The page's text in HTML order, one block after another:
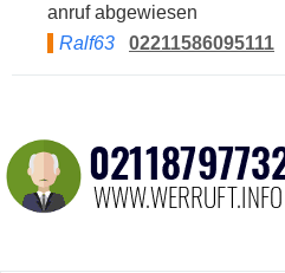
anruf abgewiesen
Ralf63
02211586095111